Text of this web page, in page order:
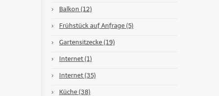
Balkon (12)
Frühstück auf Anfrage (5)
Gartensitzecke (19)
Internet (1)
Internet (35)
Küche (38)